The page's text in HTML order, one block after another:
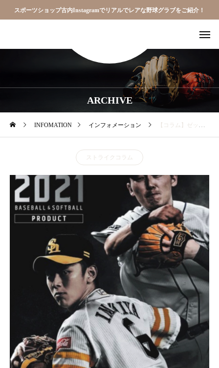
スポーツショップ古内Instagramでリアルでレアな野球グラブをご紹介！
ARCHIVE
INFOMATION インフォメーション 【コラム】ゼットの源田モデルと今宮モデルの違いってなぁに？
ストライクコラム